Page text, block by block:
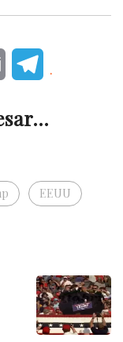
Email .
EEUU